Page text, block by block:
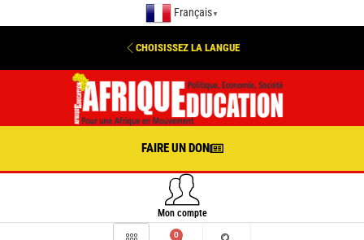
Français ▼
CHOISISSEZ LA LANGUE
FAIRE UN DON
Mon compte
0